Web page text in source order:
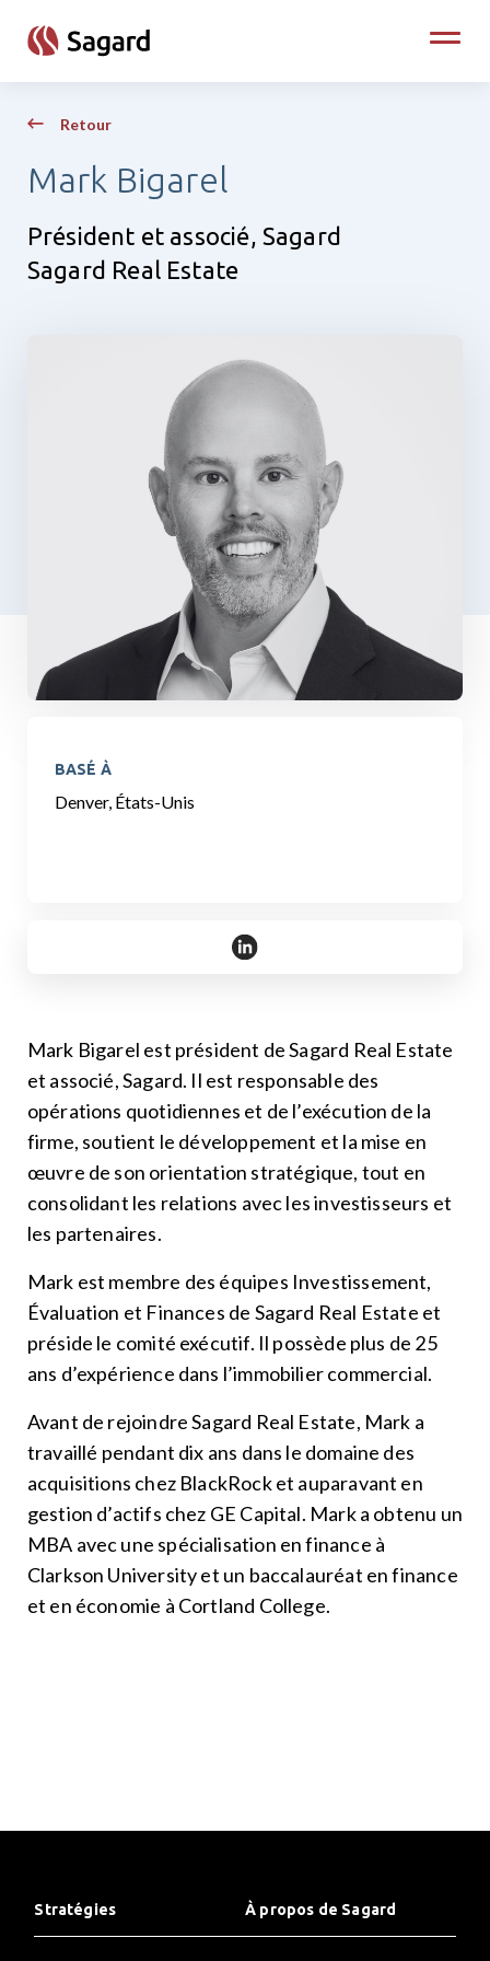
Toggle
Retour
Mark Bigarel
Président et associé, Sagard
Sagard Real Estate
BASÉ À
Denver, États-Unis
https://www.linkedin.com/in/
Mark Bigarel est président de Sagard Real Estate
et associé, Sagard. Il est responsable des
opérations quotidiennes et de l’exécution de la
firme, soutient le développement et la mise en
œuvre de son orientation stratégique, tout en
consolidant les relations avec les investisseurs et
les partenaires.
Mark est membre des équipes Investissement,
Évaluation et Finances de Sagard Real Estate et
préside le comité exécutif. Il possède plus de 25
ans d’expérience dans l’immobilier commercial.
Avant de rejoindre Sagard Real Estate, Mark a
travaillé pendant dix ans dans le domaine des
acquisitions chez BlackRock et auparavant en
gestion d’actifs chez GE Capital. Mark a obtenu un
MBA avec une spécialisation en finance à
Clarkson University et un baccalauréat en finance
et en économie à Cortland College.
Stratégies À propos de Sagard